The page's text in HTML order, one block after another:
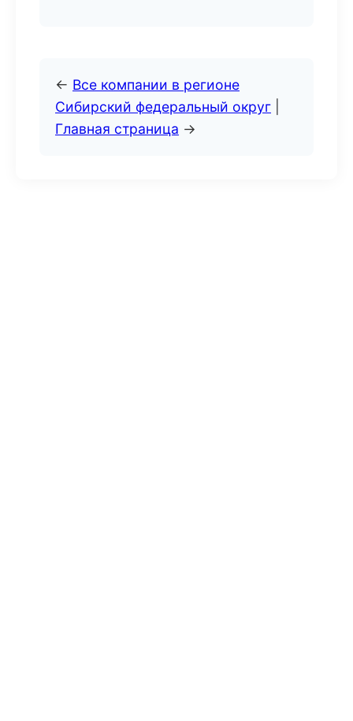
← Все компании в регионе
Сибирский федеральный округ
Главная страница →